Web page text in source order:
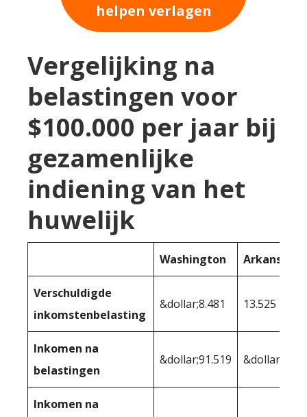
helpen verlagen
Vergelijking na
belastingen voor
$100.000 per jaar bij
gezamenlijke
indiening van het
huwelijk
Washington Arkansas
Verschuldigde
inkomstenbelasting
&dollar;8.481 13.525
Inkomen na
belastingen
&dollar;91.519
Inkomen na